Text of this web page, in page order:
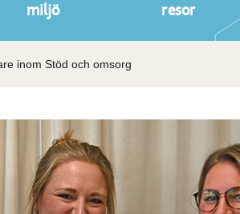
miljö
resor
inom Stöd och omsorg